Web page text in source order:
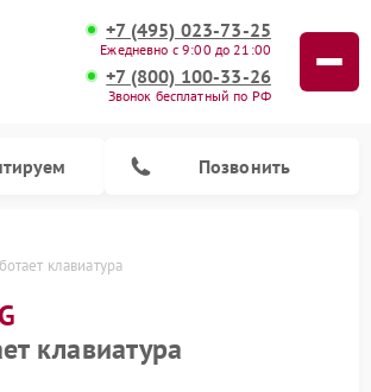
+7 (495) 023-73-25
Ежедневно с 9:00 до 21:00
+7 (800) 100-33-26
Звонок бесплатный по РФ
Позвонить
клавиатура
клавиатура